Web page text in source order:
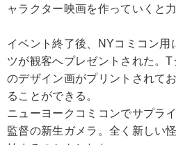
ャラクター映画を作っていくと
イベント終了後、NYコミコン用
ツが観客へプレゼントされた。
のデザイン画がプリントされて
ることができる。
ニューヨークコミコンでサプラ
監督の新生ガメラ。全く新しい